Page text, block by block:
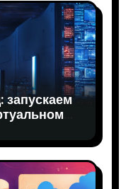
запускаем